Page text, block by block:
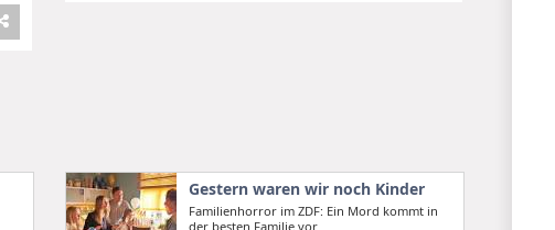
Gestern waren wir noch Kinder
Familienhorror im ZDF: Ein Mord kommt in
der besten Familie vor